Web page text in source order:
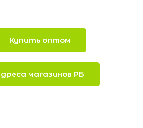
Купить оптом
магазинов РБ